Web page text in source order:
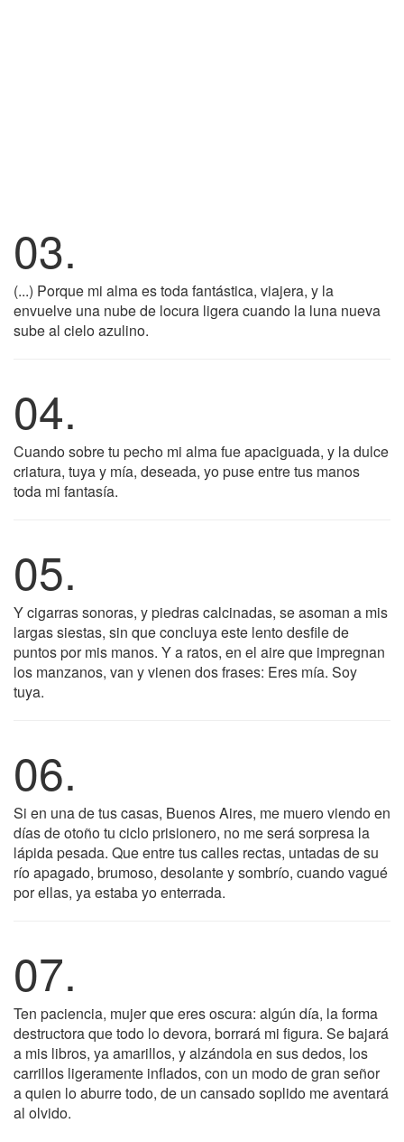
03.
(...) Porque mi alma es toda fantástica, viajera, y la
envuelve una nube de locura ligera cuando la luna nueva
sube al cielo azulino.
04.
Cuando sobre tu pecho mi alma fue apaciguada, y la dulce
criatura, tuya y mía, deseada, yo puse entre tus manos
toda mi fantasía.
05.
Y cigarras sonoras, y piedras calcinadas, se asoman a mis
largas siestas, sin que concluya este lento desfile de
puntos por mis manos. Y a ratos, en el aire que impregnan
los manzanos, van y vienen dos frases: Eres mía. Soy
tuya.
06.
Si en una de tus casas, Buenos Aires, me muero viendo en
días de otoño tu ciclo prisionero, no me será sorpresa la
lápida pesada. Que entre tus calles rectas, untadas de su
río apagado, brumoso, desolante y sombrío, cuando vagué
por ellas, ya estaba yo enterrada.
07.
Ten paciencia, mujer que eres oscura: algún día, la forma
destructora que todo lo devora, borrará mi figura. Se bajará
a mis libros, ya amarillos, y alzándola en sus dedos, los
carrillos ligeramente inflados, con un modo de gran señor
a quien lo aburre todo, de un cansado soplido me aventará
al olvido.